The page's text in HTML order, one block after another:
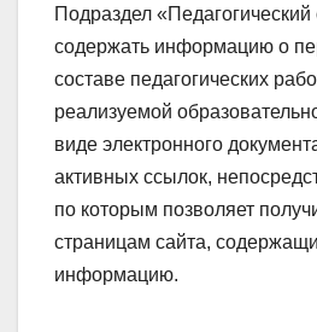
Подраздел
содержать информацию о
составе педагогических
реализуемой
виде электронного
активных ссылок,
по которым позволяет
страницам сайта,
информацию.